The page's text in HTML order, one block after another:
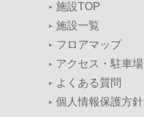
施設TOP
施設一覧
フロアマップ
アクセス・駐車場
よくある質問
個人情報保護方針